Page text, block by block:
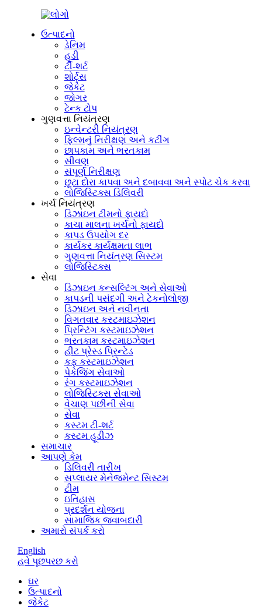
ઉત્પાદનો
ડેનિમ
હૂડી
ટી-શર્ટ
શોર્ટ્સ
જેકેટ
જોગર
ટેન્ક ટોપ
ગુણવત્તા નિયંત્રણ
ઇન્વેન્ટરી નિયંત્રણ
ફિલ્મનું નિરીક્ષણ અને કટીંગ
છાપકામ અને ભરતકામ
સીવણ
સંપૂર્ણ નિરીક્ષણ
છૂટા દોરા કાપવા અને દબાવવા અને સ્પોટ ચેક કરવા
લોજિસ્ટિક્સ ડિલિવરી
ખર્ચ નિયંત્રણ
ડિઝાઇન ટીમનો ફાયદો
કાચા માલના ખર્ચનો ફાયદો
કાપડ ઉપયોગ દર
કાર્યકર કાર્યક્ષમતા લાભ
ગુણવત્તા નિયંત્રણ સિસ્ટમ
લોજિસ્ટિક્સ
સેવા
ડિઝાઇન કન્સલ્ટિંગ અને સેવાઓ
કાપડની પસંદગી અને ટેકનોલોજી
ડિઝાઇન અને નવીનતા
વિગતવાર કસ્ટમાઇઝેશન
પ્રિન્ટિંગ કસ્ટમાઇઝેશન
ભરતકામ કસ્ટમાઇઝેશન
હીટ પ્રેસ્ડ પ્રિન્ટેડ
કફ કસ્ટમાઇઝેશન
પેકેજિંગ સેવાઓ
રંગ કસ્ટમાઇઝેશન
લોજિસ્ટિક્સ સેવાઓ
વેચાણ પછીની સેવા
સેવા
કસ્ટમ ટી-શર્ટ
કસ્ટમ હૂડીઝ
સમાચાર
આપણે કેમ
ડિલિવરી તારીખ
સપ્લાયર મેનેજમેન્ટ સિસ્ટમ
ટીમ
ઇતિહાસ
પ્રદર્શન યોજના
સામાજિક જવાબદારી
અમારો સંપર્ક કરો
English
હવે પૂછપરછ કરો
ઘર
ઉત્પાદનો
જેકેટ